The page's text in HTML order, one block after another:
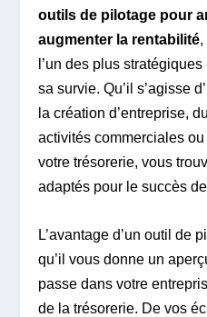
outils de pilotage pour
augmenter la rentabilité,
l’un des plus
sa survie. Qu’il s’agisse
la création d’entreprise,
activités commerciales
votre trésorerie, vous
adaptés pour le succès
L’avantage d’un outil de
qu’il vous donne un
passe dans votre
de la trésorerie. De vos